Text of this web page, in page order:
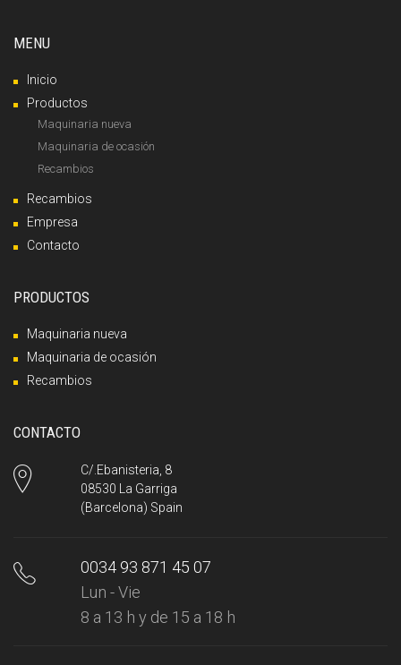
MENU
Inicio
Productos
Maquinaria nueva
Maquinaria de ocasión
Recambios
Recambios
Empresa
Contacto
PRODUCTOS
Maquinaria nueva
Maquinaria de ocasión
Recambios
CONTACTO
C/.Ebanisteria, 8
08530 La Garriga
(Barcelona) Spain
0034 93 871 45 07
Lun - Vie
8 a 13 h y de 15 a 18 h